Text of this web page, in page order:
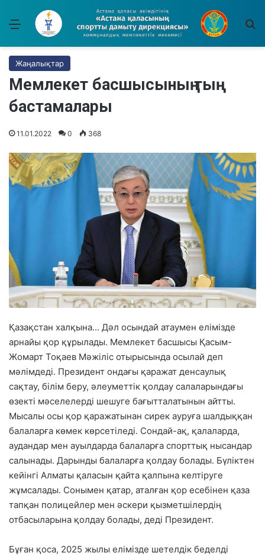
Мәзір
Жаңалықтар
Мемлекет басшысының тың
бастамалары
11.01.2022 0 368
Қазақстан халқына… Дәл осындай атаумен елімізде
арнайы қор құрылады. Мемлекет басшысы Қасым-
Жомарт Тоқаев Мәжіліс отырысында осылай деп
мәлімдеді. Президент ондағы қаражат денсаулық
сақтау, білім беру, әлеуметтік қолдау салаларындағы
өзекті мәселелерді шешуге бағытталатынын айтты.
Мысалы осы қор қаражатынан сирек ауруға шалдыққан
балаларға көмек көрсетіледі. Сондай-ақ, қалаларда,
аудандар мен ауылдарда балаларға спорттық нысандар
салынады. Дарынды балаларға қолдау болады. Бүліктен
кейінгі Алматы қаласын қайта қалпына келтіруге
жұмсалады. Сонымен қатар, аталған қор есебінен қаза
тапқан полицейлер мен әскери қызметшілердің
отбасыларына қолдау болады, деді Президент.
Бұған қоса, 2025 жылы елімізде шетелдік беделді